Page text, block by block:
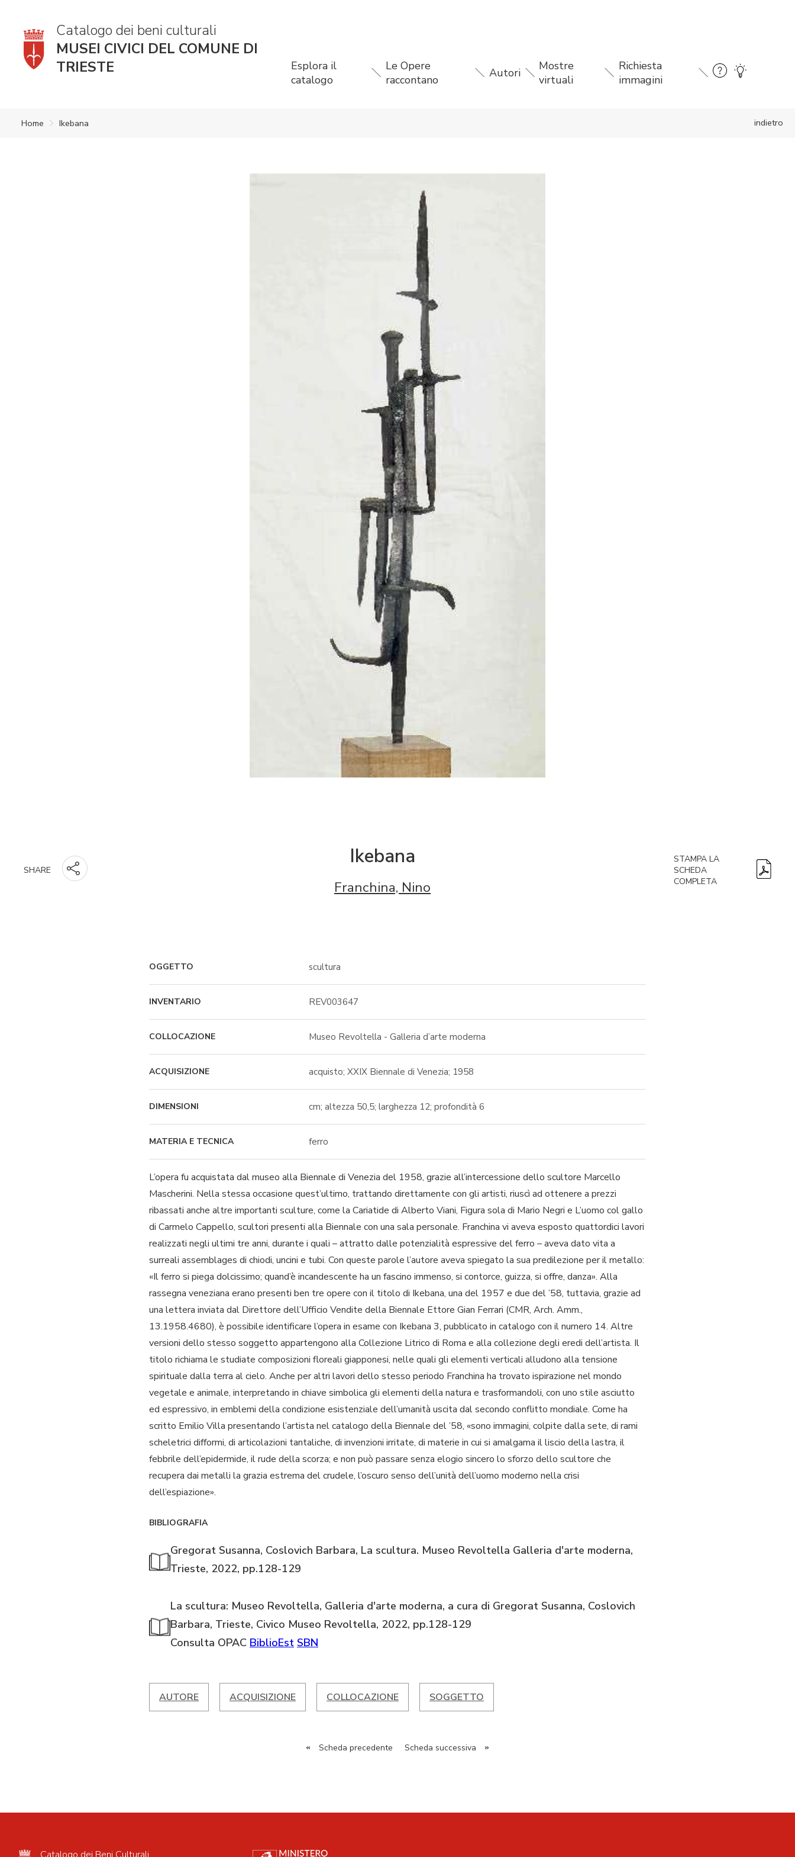
Catalogo dei beni culturali
MUSEI CIVICI DEL COMUNE DI
TRIESTE
Esplora il
catalogo
Le Opere
raccontano
Autori
Mostre
virtuali
Richiesta
immagini
indietro
Home Ikebana
SHARE
Ikebana
Franchina, Nino
STAMPA LA
SCHEDA
COMPLETA
OGGETTO scultura
INVENTARIO REV003647
COLLOCAZIONE Museo Revoltella - Galleria d’arte moderna
ACQUISIZIONE acquisto; XXIX Biennale di Venezia; 1958
DIMENSIONI cm; altezza 50,5; larghezza 12; profondità 6
MATERIA E TECNICA ferro
L’opera fu acquistata dal museo alla Biennale di Venezia del 1958, grazie all’intercessione dello scultore Marcello
Mascherini. Nella stessa occasione quest’ultimo, trattando direttamente con gli artisti, riuscì ad ottenere a prezzi
ribassati anche altre importanti sculture, come la Cariatide di Alberto Viani, Figura sola di Mario Negri e L’uomo col gallo
di Carmelo Cappello, scultori presenti alla Biennale con una sala personale. Franchina vi aveva esposto quattordici lavori
realizzati negli ultimi tre anni, durante i quali – attratto dalle potenzialità espressive del ferro – aveva dato vita a
surreali assemblages di chiodi, uncini e tubi. Con queste parole l’autore aveva spiegato la sua predilezione per il metallo:
«Il ferro si piega dolcissimo; quand’è incandescente ha un fascino immenso, si contorce, guizza, si offre, danza». Alla
rassegna veneziana erano presenti ben tre opere con il titolo di Ikebana, una del 1957 e due del ’58, tuttavia, grazie ad
una lettera inviata dal Direttore dell’Ufficio Vendite della Biennale Ettore Gian Ferrari (CMR, Arch. Amm.,
13.1958.4680), è possibile identificare l’opera in esame con Ikebana 3, pubblicato in catalogo con il numero 14. Altre
versioni dello stesso soggetto appartengono alla Collezione Litrico di Roma e alla collezione degli eredi dell’artista. Il
titolo richiama le studiate composizioni floreali giapponesi, nelle quali gli elementi verticali alludono alla tensione
spirituale dalla terra al cielo. Anche per altri lavori dello stesso periodo Franchina ha trovato ispirazione nel mondo
vegetale e animale, interpretando in chiave simbolica gli elementi della natura e trasformandoli, con uno stile asciutto
ed espressivo, in emblemi della condizione esistenziale dell’umanità uscita dal secondo conflitto mondiale. Come ha
scritto Emilio Villa presentando l’artista nel catalogo della Biennale del ’58, «sono immagini, colpite dalla sete, di rami
scheletrici difformi, di articolazioni tantaliche, di invenzioni irritate, di materie in cui si amalgama il liscio della lastra, il
febbrile dell’epidermide, il rude della scorza; e non può passare senza elogio sincero lo sforzo dello scultore che
recupera dai metalli la grazia estrema del crudele, l’oscuro senso dell’unità dell’uomo moderno nella crisi
dell’espiazione».
BIBLIOGRAFIA
Gregorat Susanna, Coslovich Barbara, La scultura. Museo Revoltella Galleria d'arte moderna,
Trieste, 2022, pp.128-129
La scultura: Museo Revoltella, Galleria d'arte moderna, a cura di Gregorat Susanna, Coslovich
Barbara, Trieste, Civico Museo Revoltella, 2022, pp.128-129
Consulta OPAC BiblioEst SBN
AUTORE ACQUISIZIONE COLLOCAZIONE SOGGETTO
« Scheda precedente Scheda successiva »